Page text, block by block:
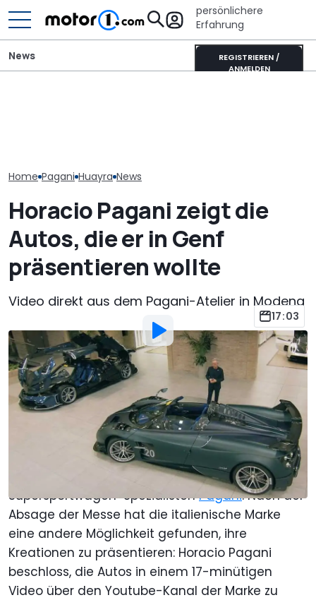
persönlichere
Erfahrung
REGISTRIEREN /
ANMELDEN
News
Home Pagani Huayra News
Horacio Pagani zeigt die
Autos, die er in Genf
präsentieren wollte
Video direkt aus dem Pagani-Atelier in Modena
17:03
Von: Jacob Oliva
Übersetzt von:Stefan Leichsenring
12. Mär. 2020 um07:54 Uhr
Als bevorzugte Quelle Motor1.com
auf Google hinzufügen
Der Genfer Autosalon war schon immer ein
wichtiges Schaufenster für den
Supersportwagen-SpezialistenPagani. Nach der
Absage der Messe hat die italienische Marke
eine andere Möglichkeit gefunden, ihre
Kreationen zu präsentieren: Horacio Pagani
beschloss, die Autos in einem 17-minütigen
Video über den Youtube-Kanal der Marke zu